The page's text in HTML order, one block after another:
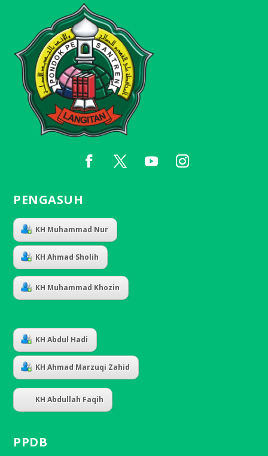
PENGASUH
KH Muhammad Nur
KH Ahmad Sholih
KH Muhammad Khozin
KH Abdul Hadi
KH Ahmad Marzuqi Zahid
KH Abdullah Faqih
PPDB